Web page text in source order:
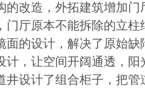
的改造，外拓建筑增加
门厅原本不能拆除的立
面的设计，解决了原始
计，让空间开阔通透，
井设计了组合柜子，把